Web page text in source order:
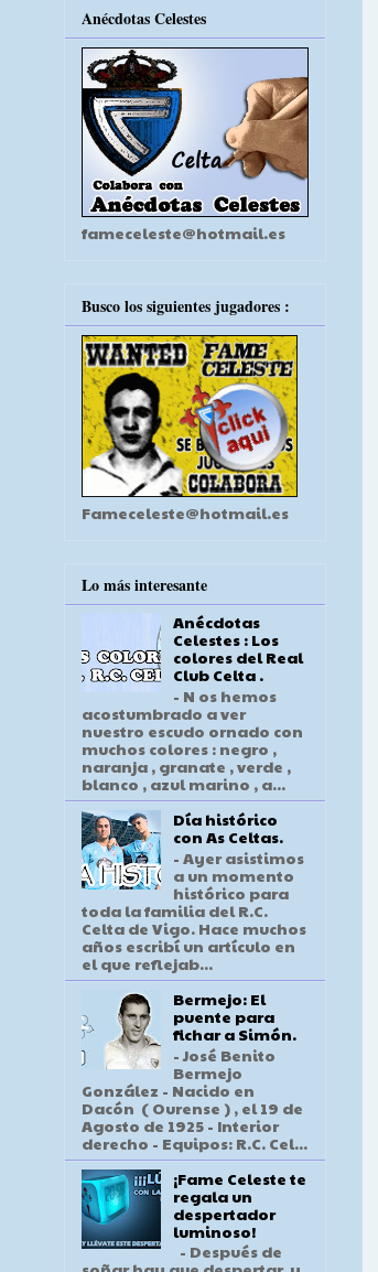
Anécdotas Celestes
fameceleste@hotmail.es
Busco los siguientes jugadores :
Fameceleste@hotmail.es
Lo más interesante
Anécdotas
Celestes : Los
colores del Real
Club Celta .
- N os hemos
acostumbrado a ver
nuestro escudo ornado con
muchos colores : negro ,
naranja , granate , verde ,
blanco , azul marino , a...
Día histórico
con As Celtas.
- Ayer asistimos
a un momento
histórico para
toda la familia del R.C.
Celta de Vigo. Hace muchos
años escribí un artículo en
el que reflejab...
Bermejo: El
puente para
fichar a Simón.
- José Benito
Bermejo
González - Nacido en
Dacón ( Ourense ) , el 19 de
Agosto de 1925 - Interior
derecho - Equipos: R.C. Cel...
¡Fame Celeste te
regala un
despertador
luminoso!
- Después de